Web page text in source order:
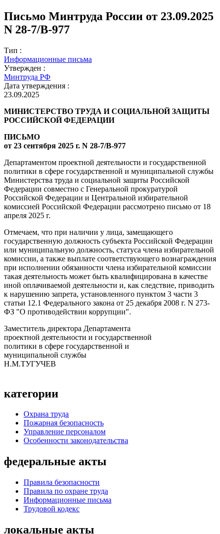
Письмо Минтруда России от 23.09.2025
N 28-7/В-977
Тип :
Информационные письма
Утвержден :
Минтруда РФ
Дата утверждения :
23.09.2025
МИНИСТЕРСТВО ТРУДА И СОЦИАЛЬНОЙ ЗАЩИТЫ
РОССИЙСКОЙ ФЕДЕРАЦИИ
ПИСЬМО
от 23 сентября 2025 г. N 28-7/В-977
Департаментом проектной деятельности и государственной
политики в сфере государственной и муниципальной службы
Министерства труда и социальной защиты Российской
Федерации совместно с Генеральной прокуратурой
Российской Федерации и Центральной избирательной
комиссией Российской Федерации рассмотрено письмо от 18
апреля 2025 г.
Отмечаем, что при наличии у лица, замещающего
государственную должность субъекта Российской Федерации
или муниципальную должность, статуса члена избирательной
комиссии, а также выплате соответствующего вознаграждения
при исполнении обязанности члена избирательной комиссии
такая деятельность может быть квалифицирована в качестве
иной оплачиваемой деятельности и, как следствие, приводить
к нарушению запрета, установленного пунктом 3 части 3
статьи 12.1 Федерального закона от 25 декабря 2008 г. N 273-
ФЗ "О противодействии коррупции".
Заместитель директора Департамента
проектной деятельности и государственной
политики в сфере государственной и
муниципальной службы
Н.М.ТУГУЧЕВ
категории
Охрана труда
Пожарная безопасность
Управление персоналом
Особенности законодательства
федеральные акты
Правила безопасности
Правила по охране труда
Информационные письма
Трудовой кодекс
локальные акты